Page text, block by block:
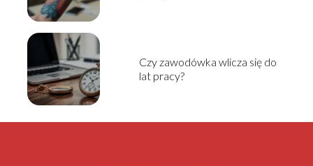
Czy zawodówka wlicza się do
lat pracy?